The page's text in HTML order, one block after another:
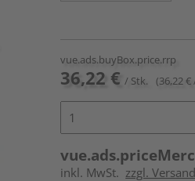
vue.ads.buyBox.price.rrp
36,22 € / Stk. (36,22 €
inkl. MwSt. zzgl.